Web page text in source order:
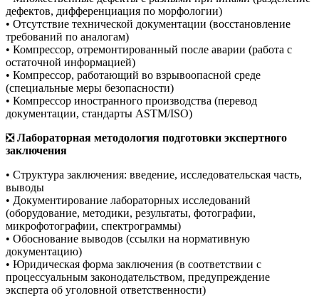
дефектов, дифференциация по морфологии)
• Отсутствие технической документации (восстановление
требований по аналогам)
• Компрессор, отремонтированный после аварии (работа с
остаточной информацией)
• Компрессор, работающий во взрывоопасной среде
(специальные меры безопасности)
• Компрессор иностранного производства (перевод
документации, стандарты ASTM/ISO)
❎ Лабораторная методология подготовки экспертного
заключения
• Структура заключения: введение, исследовательская часть,
выводы
• Документирование лабораторных исследований
(оборудование, методики, результаты, фотографии,
микрофотографии, спектрограммы)
• Обоснование выводов (ссылки на нормативную
документацию)
• Юридическая форма заключения (в соответствии с
процессуальным законодательством, предупреждение
эксперта об уголовной ответственности)